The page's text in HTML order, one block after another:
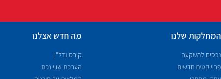
המחלקות שלנו
נכסים להשקעה
פרוייקטים חדשים
מה חדש אצלנו
קורס נדל"ן
הערכת שווי נכס